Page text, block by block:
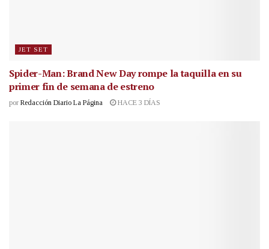
JET SET
Spider-Man: Brand New Day rompe la taquilla en su
primer fin de semana de estreno
por Redacción Diario La Página HACE 3 DÍAS